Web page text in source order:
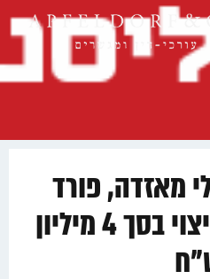
מאזדה, פורד
וב.מ.וו יקבלו פיצוי בסך 4 מיליון